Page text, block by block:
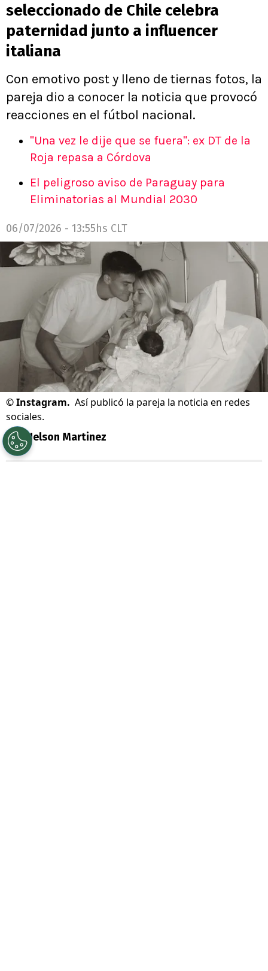
seleccionado de Chile celebra
paternidad junto a influencer
italiana
Con emotivo post y lleno de tiernas fotos, la
pareja dio a conocer la noticia que provocó
reacciones en el fútbol nacional.
"Una vez le dije que se fuera": ex DT de la
Roja repasa a Córdova
El peligroso aviso de Paraguay para
Eliminatorias al Mundial 2030
06/07/2026 - 13:55hs CLT
©Instagram. Así publicó la pareja la noticia en redes
sociales.
Por Nelson Martinez